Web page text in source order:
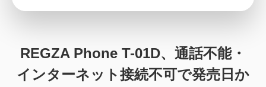
REGZA Phone T-01D、通話不能・
インターネット接続不可で発売日か